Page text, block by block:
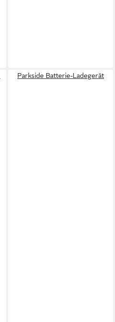
Parkside Batterie-Ladegerät